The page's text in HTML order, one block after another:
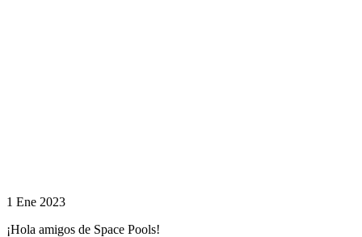
1 Ene 2023
¡Hola amigos de Space Pools!